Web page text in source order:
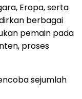
Eropa, serta
berbagai
pemain pada
proses
sejumlah